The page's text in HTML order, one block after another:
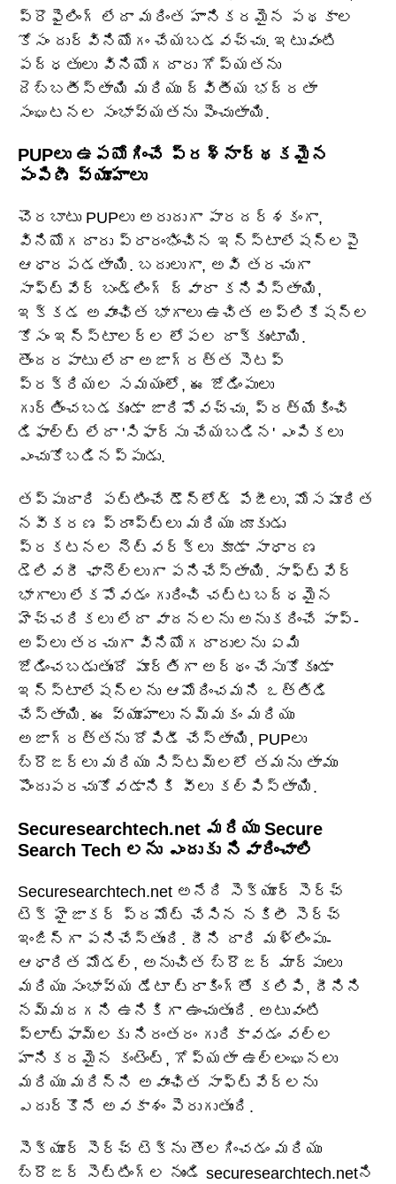
ప్రొఫైలింగ్ లేదా మరింత హానికరమైన పథకాల
కోసం దుర్వినియోగం చేయబడవచ్చు. ఇటువంటి
పద్ధతులు వినియోగదారు గోప్యతను
దెబ్బతీస్తాయి మరియు ద్వితీయ భద్రతా
సంఘటనల సంభావ్యతను పెంచుతాయి.
PUPలు ఉపయోగించే ప్రశ్నార్థకమైన
పంపిణీ వ్యూహాలు
చొరబాటు PUPలు అరుదుగా పారదర్శకంగా,
వినియోగదారు ప్రారంభించిన ఇన్‌స్టాలేషన్‌లపై
ఆధారపడతాయి. బదులుగా, అవి తరచుగా
సాఫ్ట్‌వేర్ బండ్లింగ్ ద్వారా కనిపిస్తాయి,
ఇక్కడ అవాంఛిత భాగాలు ఉచిత అప్లికేషన్‌ల
కోసం ఇన్‌స్టాలర్‌ల లోపల దాక్కుంటాయి.
తొందరపాటు లేదా అజాగ్రత్త సెటప్
ప్రక్రియల సమయంలో, ఈ జోడింపులు
గుర్తించబడకుండా జారిపోవచ్చు, ప్రత్యేకించి
డిఫాల్ట్ లేదా 'సిఫార్సు చేయబడిన' ఎంపికలు
ఎంచుకోబడినప్పుడు.
తప్పుదారి పట్టించే డౌన్‌లోడ్ పేజీలు, మోసపూరిత
నవీకరణ ప్రాంప్ట్‌లు మరియు దూకుడు
ప్రకటనల నెట్‌వర్క్‌లు కూడా సాధారణ
డెలివరీ ఛానెల్‌లుగా పనిచేస్తాయి. సాఫ్ట్‌వేర్
భాగాలు లేకపోవడం గురించి చట్టబద్ధమైన
హెచ్చరికలు లేదా వాదనలను అనుకరించే పాప్-
అప్‌లు తరచుగా వినియోగదారులను ఏమి
జోడించబడుతుందో పూర్తిగా అర్థం చేసుకోకుండా
ఇన్‌స్టాలేషన్‌లను ఆమోదించమని ఒత్తిడి
చేస్తాయి. ఈ వ్యూహాలు నమ్మకం మరియు
అజాగ్రత్తను దోపిడీ చేస్తాయి, PUPలు
బ్రౌజర్‌లు మరియు సిస్టమ్‌లలో తమను తాము
పొందుపరచుకోవడానికి వీలు కల్పిస్తాయి.
Securesearchtech.net మరియు Secure
Search Tech లను ఎందుకు నివారించాలి
Securesearchtech.net అనేది సెక్యూర్ సెర్చ్
టెక్ హైజాకర్ ప్రమోట్ చేసిన నకిలీ సెర్చ్
ఇంజిన్‌గా పనిచేస్తుంది. దీని దారి మళ్లింపు-
ఆధారిత మోడల్, అనుచిత బ్రౌజర్ మార్పులు
మరియు సంభావ్య డేటా ట్రాకింగ్‌తో కలిపి, దీనిని
నమ్మదగని ఉనికిగా ఉంచుతుంది. అటువంటి
ప్లాట్‌ఫామ్‌లకు నిరంతరం గురికావడం వల్ల
హానికరమైన కంటెంట్, గోప్యతా ఉల్లంఘనలు
మరియు మరిన్ని అవాంఛిత సాఫ్ట్‌వేర్‌లను
ఎదుర్కొనే అవకాశం పెరుగుతుంది.
సెక్యూర్ సెర్చ్ టెక్‌ను తొలగించడం మరియు
బ్రౌజర్ సెట్టింగ్‌ల నుండి securesearchtech.netని